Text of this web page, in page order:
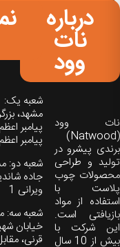
درباره
نات
وود
نات‌ وود
(Natwood)
برندی پیشرو در
تولید و طراحی
محصولات چوب
پلاست با
استفاده از مواد
بازیافتی است.
این شرکت با
بیش از 10 سال
شعبه یک:
مشهد،
پیامبر
پیامبر اعظم 103
شعبه دو:
جاده
ویرانی 1
شعبه سه:
خیابان
قرنی،